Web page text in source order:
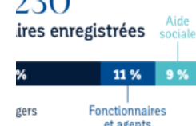
bilan
l'année
2021